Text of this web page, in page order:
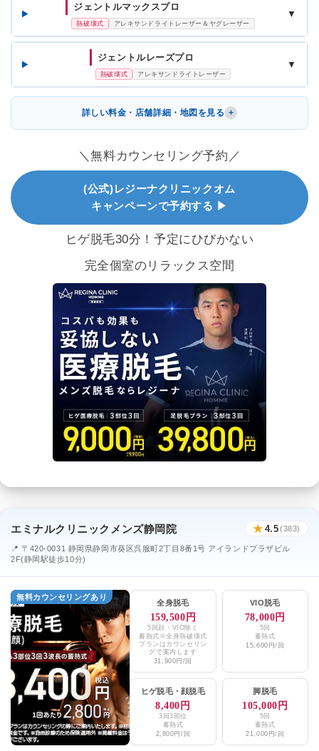
ジェントルマックスプロ
熱破壊式 アレキサンドライトレーザー＆ヤグレーザー
▼
ジェントルレーズプロ
熱破壊式 アレキサンドライトレーザー
▼
詳しい料金・店舗詳細・地図を見る
＼無料カウンセリング予約／
(公式)レジーナクリニックオム
キャンペーンで予約する ▶
ヒゲ脱毛30分！予定にひびかない
完全個室のリラックス空間
エミナルクリニックメンズ静岡院 ★ 4.5(383)
📍 〒420-0031 静岡県静岡市葵区呉服町2丁目8番1号 アイランドプラザビル
2F(静岡駅徒歩10分)
無料カウンセリングあり
全身脱毛
159,500円
5回顔・VIO除く
蓄熱式※全身熱破壊式
プランはカウンセリン
グで案内します
31,900円/回
VIO脱毛
78,000円
5回
蓄熱式
15,600円/回
ヒゲ脱毛・ 顔脱毛
8,400円
3回3部位
蓄熱式
2,800円/回
脚脱毛
105,000円
5回
蓄熱式
21,000円/回